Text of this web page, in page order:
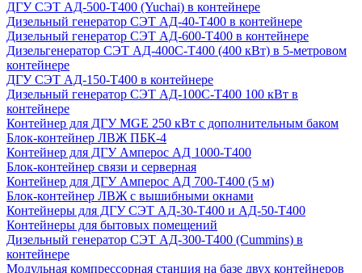
ДГУ СЭТ АД-500-Т400 (Yuchai) в контейнере
Дизельный генератор СЭТ АД-40-Т400 в контейнере
Дизельный генератор СЭТ АД-600-Т400 в контейнере
Дизельгенератор СЭТ АД-400С-Т400 (400 кВт) в 5-метровом
контейнере
ДГУ СЭТ АД-150-Т400 в контейнере
Дизельный генератор СЭТ АД-100С-Т400 100 кВт в
контейнере
Контейнер для ДГУ MGE 250 кВт с дополнительным баком
Блок-контейнер ЛВЖ ПБК-4
Контейнер для ДГУ Амперос АД 1000-Т400
Блок-контейнер связи и серверная
Контейнер для ДГУ Амперос АД 700-Т400 (5 м)
Блок-контейнер ЛВЖ с вышибными окнами
Контейнеры для ДГУ СЭТ АД-30-Т400 и АД-50-Т400
Контейнеры для бытовых помещений
Дизельный генератор СЭТ АД-300-Т400 (Cummins) в
контейнере
Модульная компрессорная станция на базе двух контейнеров